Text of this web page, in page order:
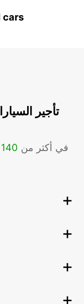
cars
تأجير
موقعًا لشركة Europcar في أكثر من 140